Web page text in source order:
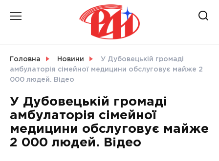
СВІТ
УКРАЇНА
Головна Новини
У Дубовецькій громаді
амбулаторія сімейної медицини обслуговує майже 2
000 людей. Відео
У Дубовецькій громаді
амбулаторія сімейної
медицини обслуговує майже
2 000 людей. Відео